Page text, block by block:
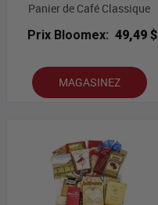
Panier de Café Classique
Prix Bloomex: 49,49 $
MAGASINEZ